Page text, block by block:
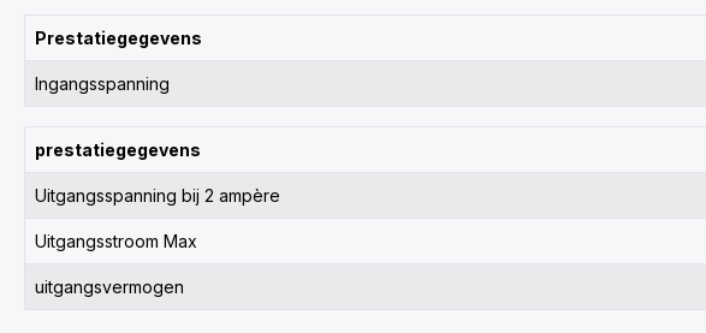
Prestatiegegevens
Ingangsspanning
prestatiegegevens
Uitgangsspanning bij 2 ampère
Uitgangsstroom Max
uitgangsvermogen